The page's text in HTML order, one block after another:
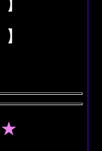
】
】
★